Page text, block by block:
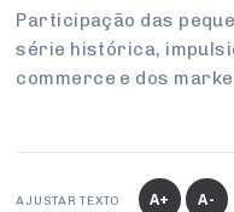
PROJETOS ESPECIAIS:
UM BRASIL
Brasil
Internacional
Inteligência Artificial
Trabalho
Empresas
Negócios
Varejo
ESG
Últimas Notícias
INSTITUCIONAL
Sobre
Negociações Coletivas
Conselho de Turismo
Conselho de Emprego e
EMPRESAS
Participação das
série histórica,
commerce e dos
AJUSTAR TEXTO A+ A-